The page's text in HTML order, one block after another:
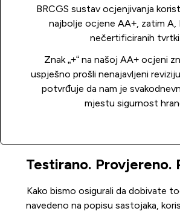
BRCGS sustav ocjenjivanja
najbolje ocjene AA+, zatim A,
nečertificiranih tvrtki.
Znak „+“ na našoj AA+ ocjeni
uspješno prošli nenajavljeni
potvrđuje da nam je
mjestu sigurnost
Testirano. Provjereno.
Kako bismo osigurali da dobivate
navedeno na popisu sastojaka,